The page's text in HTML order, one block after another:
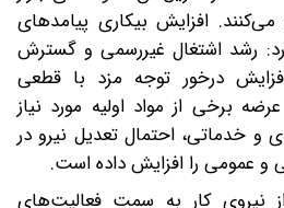
افزایش بیکاری پیامدهای
رشد اشتغال غیررسمی و گسترش
درخور توجه مزد با قطعی
برخی از مواد اولیه مورد نیاز
و خدماتی، احتمال تعدیل نیرو در
عمومی را افزایش داده است.
نیروی کار به سمت فعالیت‌های